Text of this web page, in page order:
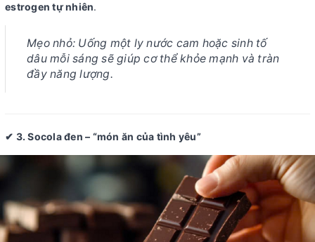
estrogen tự nhiên.
Mẹo nhỏ: Uống một ly nước cam hoặc sinh tố
dâu mỗi sáng sẽ giúp cơ thể khỏe mạnh và tràn
đầy năng lượng.
✔ 3. Socola đen – “món ăn của tình yêu”